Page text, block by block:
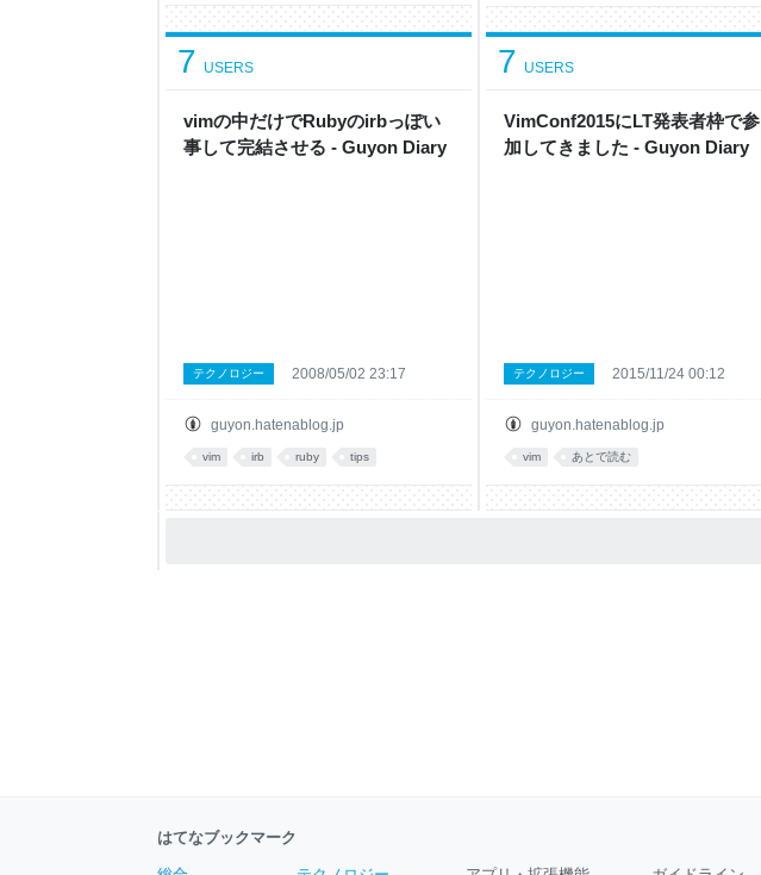
ーからmigemo検索を使って、日本語変換
なしで1秒以内にインクリメンタル検索し
て曲を流せるようにしました。 Alfredの
くないのですが、ちょっと手間だったん
ですよね。 候補絞り込みと再生 検索対象
はアルバム名と曲名のみ アル
vimの中だけでRubyのirbっぽい
事して完結させる - Guyon Diary
7 USERS
guyon.hatenablog.jp
テクノロジー 2008/05/02 23:17
vim irb ruby tips
VimConf2015にLT発表者枠で参
加してきました - Guyon Diary
7 USERS
guyon.hatenablog.jp
テクノロジー 2015/11/24 00:12
vim あとで読む
はてなブックマーク